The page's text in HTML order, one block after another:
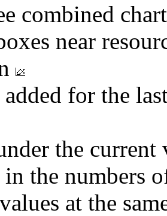
combined
near
added for the
the
in the numbers
at the